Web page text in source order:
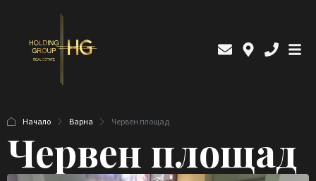
Начало Варна Червен площад
Червен площад